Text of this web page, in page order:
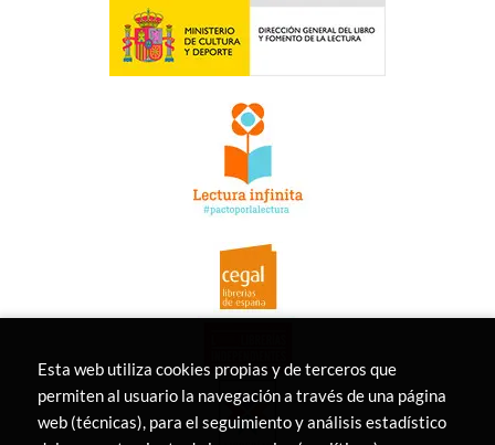
Esta web utiliza cookies propias y de terceros que
permiten al usuario la navegación a través de una página
web (técnicas), para el seguimiento y análisis estadístico